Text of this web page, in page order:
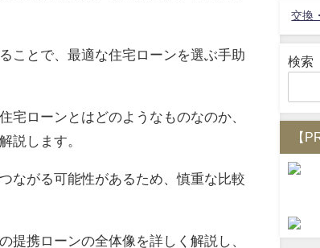
ことで、最適な住宅ローンを選ぶ手助
宅ローンとはどのようなものなのか、
説します。
ながる可能性があるため、慎重な比較
提携ローンの全体像を詳しく解説し、
交換
検索
【